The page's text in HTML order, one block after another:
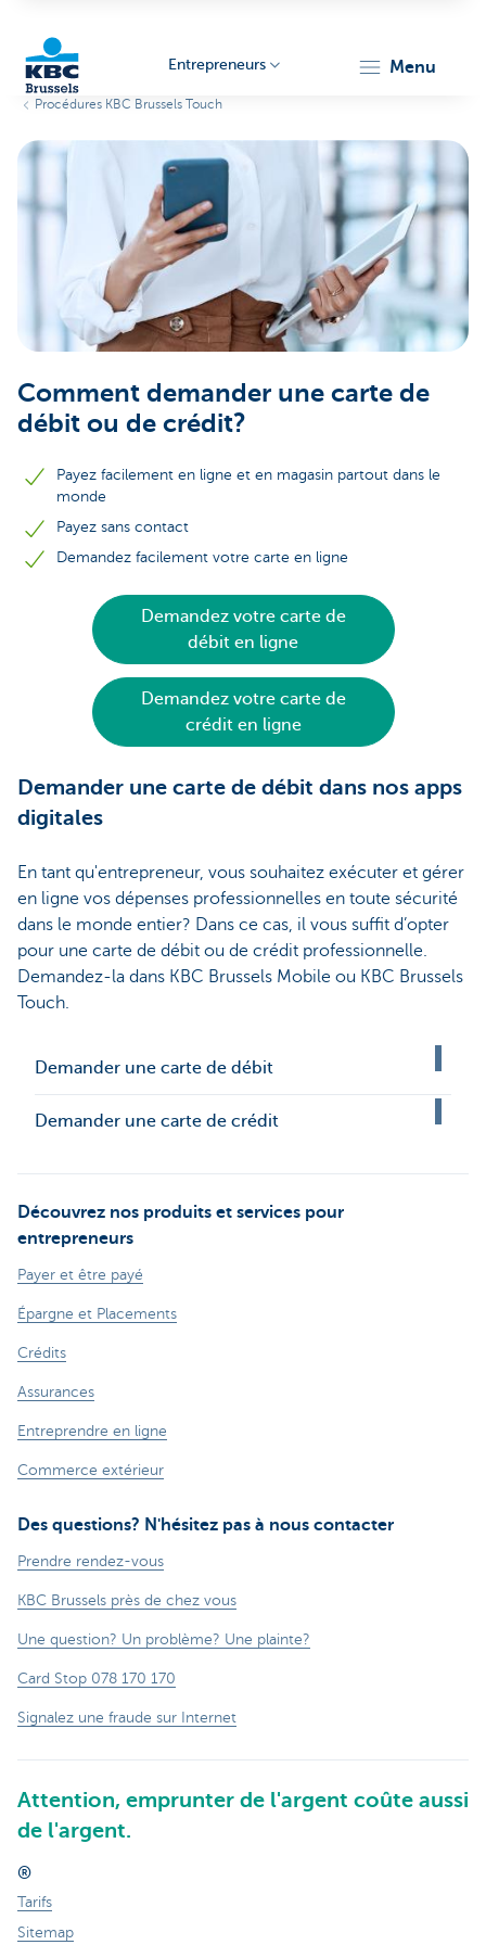
Entrepreneurs menu
Procédures KBC Brussels Touch
Comment demander une carte de
débit ou de crédit?
Payez facilement en ligne et en magasin partout dans le
monde
Payez sans contact
Demandez facilement votre carte en ligne
Demandez votre carte de
débit en ligne
Demandez votre carte de
crédit en ligne
Demander une carte de débit dans nos apps
digitales
En tant qu'entrepreneur, vous souhaitez exécuter et gérer
en ligne vos dépenses professionnelles en toute sécurité
dans le monde entier? Dans ce cas, il vous suffit d’opter
pour une carte de débit ou de crédit professionnelle.
Demandez-la dans KBC Brussels Mobile ou KBC Brussels
Touch.
Demander une carte de débit
Demander une carte de crédit
Découvrez nos produits et services pour
entrepreneurs
Payer et être payé
Épargne et Placements
Crédits
Assurances
Entreprendre en ligne
Commerce extérieur
Des questions? N'hésitez pas à nous contacter
Prendre rendez-vous
KBC Brussels près de chez vous
Une question? Un problème? Une plainte?
Card Stop 078 170 170
Signalez une fraude sur Internet
Attention, emprunter de l'argent coûte aussi
de l'argent.
®
Tarifs
Sitemap